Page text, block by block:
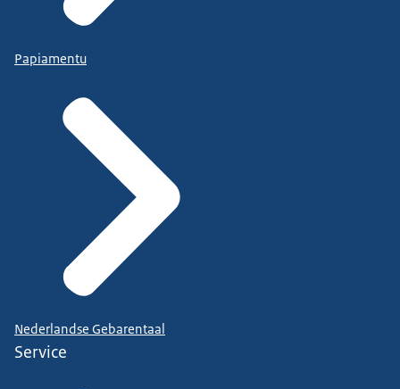
Papiamentu
Nederlandse Gebarentaal
Service